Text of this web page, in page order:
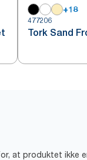
+18
477206
Tork Sand
at produktet ikke